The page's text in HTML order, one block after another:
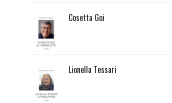
Cosetta Goi
Lionella Tessari